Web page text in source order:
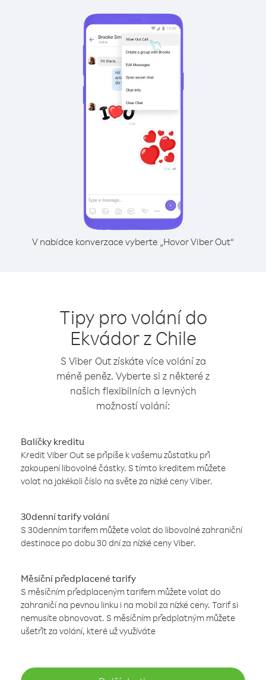
V nabídce konverzace vyberte „Hovor Viber Out“
Tipy pro volání do
Ekvádor z Chile
S Viber Out získáte více volání za
méně peněz. Vyberte si z některé z
našich flexibilních a levných
možností volání:
Balíčky kreditu
Kredit Viber Out se připíše k vašemu zůstatku při
zakoupení libovolné částky. S tímto kreditem můžete
volat na jakékoli číslo na světe za nízké ceny Viber.
30denní tarify volání
S 30denním tarifem můžete volat do libovolné zahraniční
destinace po dobu 30 dní za nízké ceny Viber.
Měsíční předplacené tarify
S měsíčním předplaceným tarifem můžete volat do
zahraničí na pevnou linku i na mobil za nízké ceny. Tarif si
nemusíte obnovovat. S měsíčním předplatným můžete
ušetřit za volání, které už využíváte